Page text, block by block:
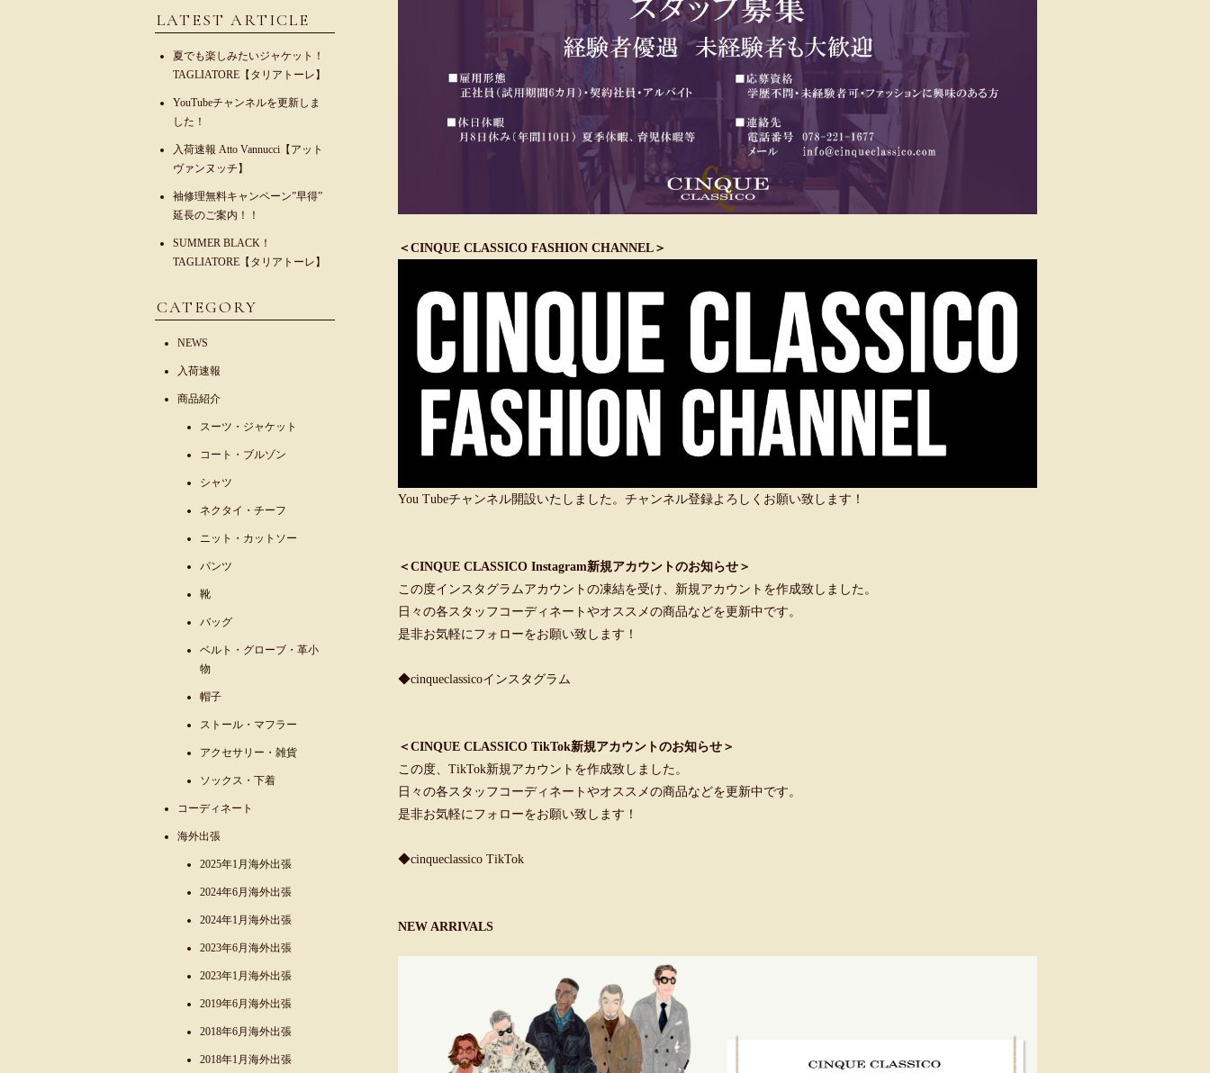
＜CINQUE CLASSICO FASHION CHANNEL＞
You Tubeチャンネル開設いたしました。チャンネル登録よろしくお願い致します！
＜CINQUE CLASSICO Instagram新規アカウントのお知らせ＞
この度インスタグラムアカウントの凍結を受け、新規アカウントを作成致しました。
日々の各スタッフコーディネートやオススメの商品などを更新中です。
是非お気軽にフォローをお願い致します！
◆cinqueclassicoインスタグラム
＜CINQUE CLASSICO TikTok新規アカウントのお知らせ＞
この度、TikTok新規アカウントを作成致しました。
日々の各スタッフコーディネートやオススメの商品などを更新中です。
是非お気軽にフォローをお願い致します！
◆cinqueclassico TikTok
NEW ARRIVALS
LATEST ARTICLE
夏でも楽しみたいジャケット！
TAGLIATORE【タリアトーレ】
YouTubeチャンネルを更新しま
した！
入荷速報 Atto Vannucci【アット
ヴァンヌッチ】
袖修理無料キャンペーン”早得”
延長のご案内！！
SUMMER BLACK！
TAGLIATORE【タリアトーレ】
CATEGORY
NEWS
入荷速報
商品紹介
スーツ・ジャケット
コート・ブルゾン
シャツ
ネクタイ・チーフ
ニット・カットソー
パンツ
靴
バッグ
ベルト・グローブ・革小
物
帽子
ストール・マフラー
アクセサリー・雑貨
ソックス・下着
コーディネート
海外出張
2025年1月海外出張
2024年6月海外出張
2024年1月海外出張
2023年6月海外出張
2023年1月海外出張
2019年6月海外出張
2018年6月海外出張
2018年1月海外出張